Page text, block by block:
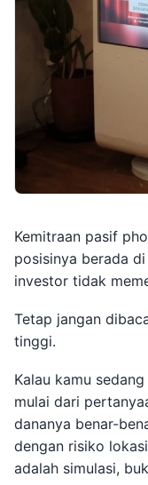
Kemitraan pasif
posisinya berada
investor tidak
Tetap jangan
tinggi.
Kalau kamu
mulai dari
dananya benar-
dengan risiko
adalah simulasi,